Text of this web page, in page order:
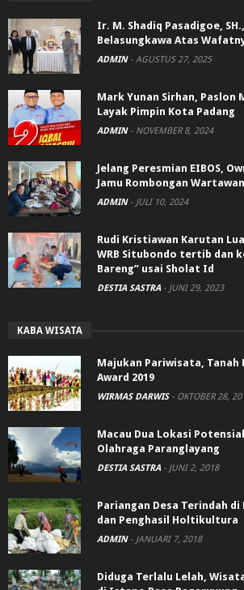
Ir. M. Shadiq Pasadigoe,
Belasungkawa Atas
ADMIN - AGUSTUS 27, 2025
Mark Yunan Sirhan, Paslon
Layak Pimpin Kota Padang
ADMIN - NOVEMBER 8, 2024
Jelang Peresmian EIBOS,
Jamu Rombongan
ADMIN - JULI 10, 2024
Rudi Kristiawan Karutan
WRB Situbondo tertib dan
Bareng” usai Sholat Id
DESTIA SASTRA - JUNI 29, 2023
KABA WISATA
Majukan Pariwisata, Tanah
Award 2019
WIRMAS DARWIS - OKTOBER 28,
Macau Dua Lokasi
Olahraga Paranglayang
DESTIA SASTRA - JUNI 2, 2018
Pariangan Desa Terindah
dan Penghasil Holtikultura
ADMIN - JANUARI 7, 2018
Diduga Terlalu Lelah,